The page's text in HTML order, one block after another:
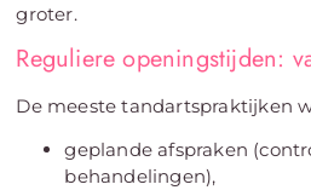
groter.
Reguliere openingstijden:
De meeste tandartspraktijken
geplande afspraken
behandelingen),